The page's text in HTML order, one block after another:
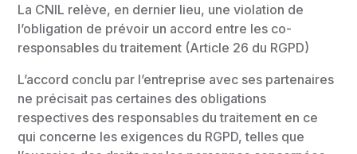
La CNIL relève, en dernier lieu, une violation de
l’obligation de prévoir un accord entre les co-
responsables du traitement (Article 26 du RGPD)
L’accord conclu par l’entreprise avec ses partenaires
ne précisait pas certaines des obligations
respectives des responsables du traitement en ce
qui concerne les exigences du RGPD, telles que